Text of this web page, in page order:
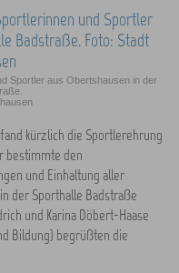
Sportler aus Obertshausen in der
kürzlich die Sportlerehrung
bestimmte den
und Einhaltung aller
der Sporthalle Badstraße
und Karina Döbert-Haase
Bildung) begrüßten die